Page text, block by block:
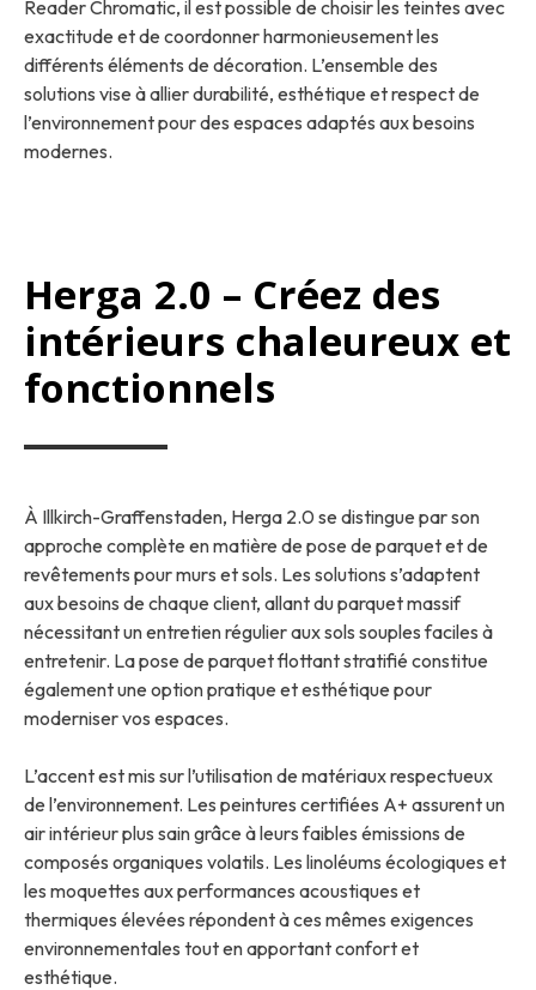
Reader Chromatic, il est possible de choisir les teintes avec
exactitude et de coordonner harmonieusement les
différents éléments de décoration. L’ensemble des
solutions vise à allier durabilité, esthétique et respect de
l’environnement pour des espaces adaptés aux besoins
modernes.
Herga 2.0 – Créez des
intérieurs chaleureux et
fonctionnels
À Illkirch-Graffenstaden, Herga 2.0 se distingue par son
approche complète en matière de pose de parquet et de
revêtements pour murs et sols. Les solutions s’adaptent
aux besoins de chaque client, allant du parquet massif
nécessitant un entretien régulier aux sols souples faciles à
entretenir. La pose de parquet flottant stratifié constitue
également une option pratique et esthétique pour
moderniser vos espaces.
L’accent est mis sur l’utilisation de matériaux respectueux
de l’environnement. Les peintures certifiées A+ assurent un
air intérieur plus sain grâce à leurs faibles émissions de
composés organiques volatils. Les linoléums écologiques et
les moquettes aux performances acoustiques et
thermiques élevées répondent à ces mêmes exigences
environnementales tout en apportant confort et
esthétique.